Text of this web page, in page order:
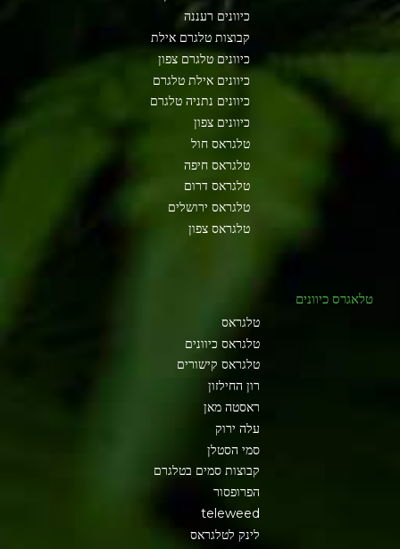
כיוונים רעננה
קבוצות טלגרם אילת
כיוונים טלגרם צפון
כיוונים אילת טלגרם
כיוונים נתניה טלגרם
כיוונים צפון
טלגראס חול
טלגראס חיפה
טלגראס דרום
טלגראס ירושלים
טלגראס צפון
טלאגרס כיוונים
טלגראס
טלגראס כיוונים
טלגראס קישורים
רון החילזון
ראסטה מאן
עלה ירוק
סמי הסטלן
קבוצות סמים בטלגרם
הפרופסור
teleweed
לינק לטלגראס